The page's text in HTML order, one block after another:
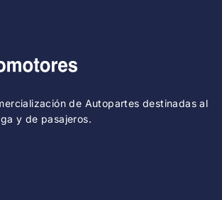
de Autopartes destinadas al
y de pasajeros.